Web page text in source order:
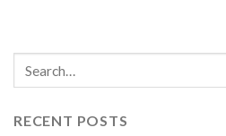
RECENT POSTS